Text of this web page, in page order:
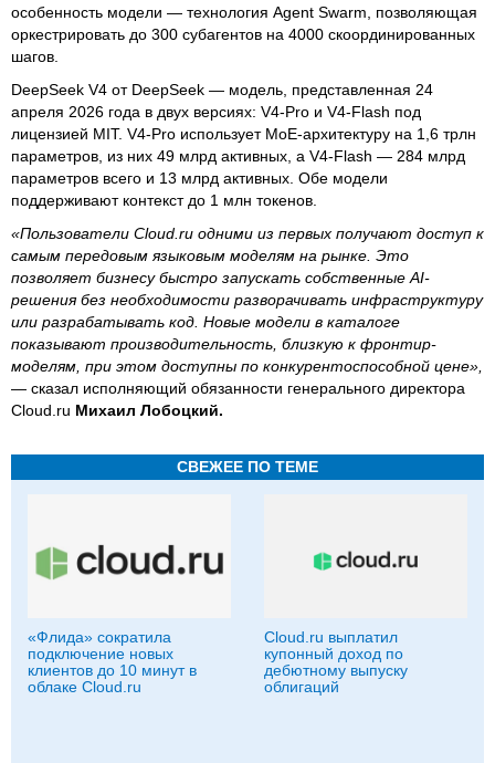
особенность модели — технология Agent Swarm, позволяющая
оркестрировать до 300 субагентов на 4000 скоординированных
шагов.
DeepSeek V4 от DeepSeek — модель, представленная 24
апреля 2026 года в двух версиях: V4-Pro и V4-Flash под
лицензией MIT. V4-Pro использует MoE-архитектуру на 1,6 трлн
параметров, из них 49 млрд активных, а V4-Flash — 284 млрд
параметров всего и 13 млрд активных. Обе модели
поддерживают контекст до 1 млн токенов.
«Пользователи Cloud.ru одними из первых получают доступ к
самым передовым языковым моделям на рынке. Это
позволяет бизнесу быстро запускать собственные AI-
решения без необходимости разворачивать инфраструктуру
или разрабатывать код. Новые модели в каталоге
показывают производительность, близкую к фронтир-
моделям, при этом доступны по конкурентоспособной цене»,
— сказал исполняющий обязанности генерального директора
Cloud.ru Михаил Лобоцкий.
СВЕЖЕЕ ПО ТЕМЕ
«Флида» сократила
подключение новых
клиентов до 10 минут в
облаке Cloud.ru
Cloud.ru выплатил
купонный доход по
дебютному выпуску
облигаций